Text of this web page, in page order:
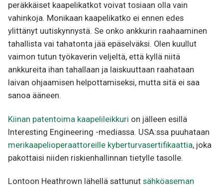
peräkkäiset kaapelikatkot voivat tosiaan olla vain
vahinkoja. Monikaan kaapelikatko ei ennen edes
ylittänyt uutiskynnystä. Se onko ankkurin raahaaminen
tahallista vai tahatonta jää epäselväksi. Olen kuullut
vaimon tutun työkaverin veljeltä, että kyllä niitä
ankkureita ihan tahallaan ja laiskuuttaan raahataan
laivan ohjaamisen helpottamiseksi, mutta sitä ei saa
sanoa ääneen.
Kiinan patentoima kaapelileikkuri on jälleen esillä
Interesting Engineering -mediassa. USA:ssa puuhataan
merikaapelioperaattoreille kyberturvasertifikaattia, joka
pakottaisi niiden riskienhallinnan tietylle tasolle.
Lontoon Heathrown lähellä sattunut sähköaseman